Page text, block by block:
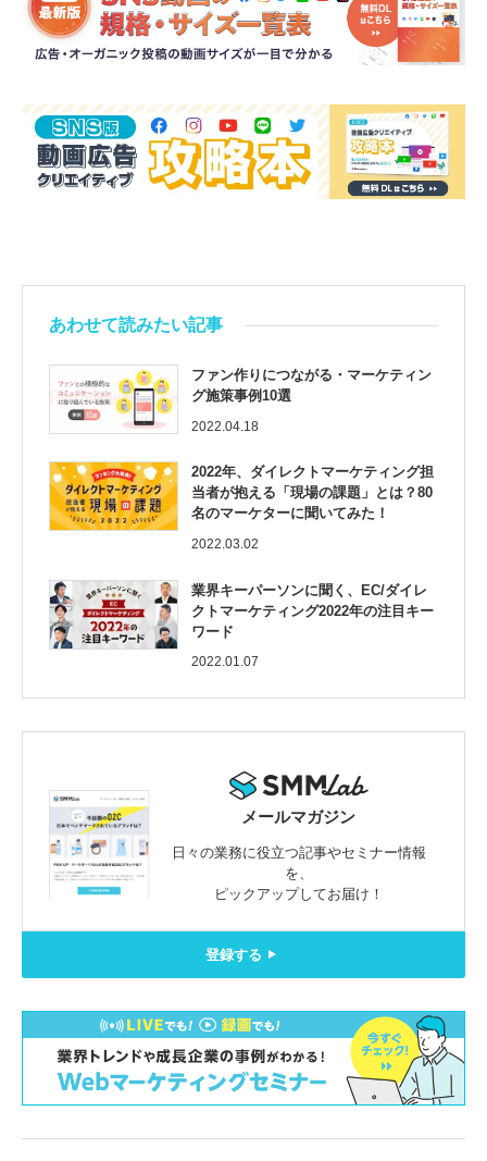
あわせて読みたい記事
ファン作りにつながる・マーケティン
グ施策事例10選
2022.04.18
2022年、ダイレクトマーケティング担
当者が抱える「現場の課題」とは？80
名のマーケターに聞いてみた！
2022.03.02
業界キーパーソンに聞く、EC/ダイレ
クトマーケティング2022年の注目キー
ワード
2022.01.07
メールマガジン
日々の業務に役立つ記事やセミナー情報
を、
ピックアップしてお届け！
登録する